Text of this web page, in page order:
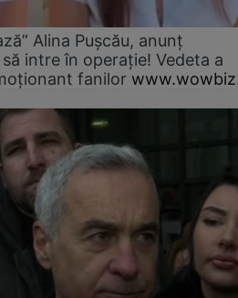
Alina Pușcău, anunț
intre în operație! Vedeta a
fanilor